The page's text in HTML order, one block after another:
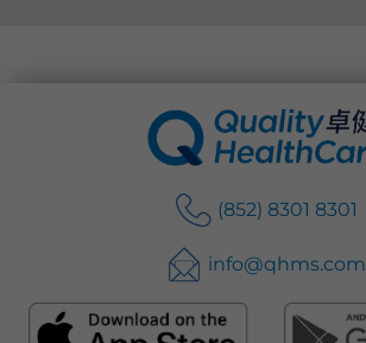
(852) 8301 8301
info@qhms.com